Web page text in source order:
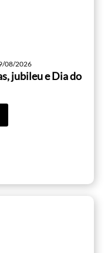
08/2026
jubileu e Dia do